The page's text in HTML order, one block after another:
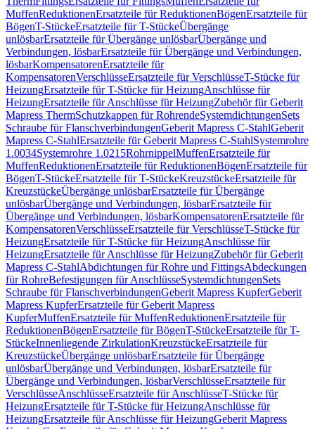
MuffenReduktionenErsatzteile für ReduktionenBögenErsatzteile für
BögenT-StückeErsatzteile für T-StückeÜbergänge
unlösbarErsatzteile für Übergänge unlösbarÜbergänge und
Verbindungen, lösbarErsatzteile für Übergänge und Verbindungen,
lösbarKompensatorenErsatzteile für
KompensatorenVerschlüsseErsatzteile für VerschlüsseT-Stücke für
HeizungErsatzteile für T-Stücke für HeizungAnschlüsse für
HeizungErsatzteile für Anschlüsse für HeizungZubehör für Geberit
Mapress ThermSchutzkappen für RohrendeSystemdichtungenSets
Schraube für FlanschverbindungenGeberit Mapress C-StahlGeberit
Mapress C-StahlErsatzteile für Geberit Mapress C-StahlSystemrohre
1.0034Systemrohre 1.0215RohrnippelMuffenErsatzteile für
MuffenReduktionenErsatzteile für ReduktionenBögenErsatzteile für
BögenT-StückeErsatzteile für T-StückeKreuzstückeErsatzteile für
KreuzstückeÜbergänge unlösbarErsatzteile für Übergänge
unlösbarÜbergänge und Verbindungen, lösbarErsatzteile für
Übergänge und Verbindungen, lösbarKompensatorenErsatzteile für
KompensatorenVerschlüsseErsatzteile für VerschlüsseT-Stücke für
HeizungErsatzteile für T-Stücke für HeizungAnschlüsse für
HeizungErsatzteile für Anschlüsse für HeizungZubehör für Geberit
Mapress C-StahlAbdichtungen für Rohre und FittingsAbdeckungen
für RohreBefestigungen für AnschlüsseSystemdichtungenSets
Schraube für FlanschverbindungenGeberit Mapress KupferGeberit
Mapress KupferErsatzteile für Geberit Mapress
KupferMuffenErsatzteile für MuffenReduktionenErsatzteile für
ReduktionenBögenErsatzteile für BögenT-StückeErsatzteile für T-
StückeInnenliegende ZirkulationKreuzstückeErsatzteile für
KreuzstückeÜbergänge unlösbarErsatzteile für Übergänge
unlösbarÜbergänge und Verbindungen, lösbarErsatzteile für
Übergänge und Verbindungen, lösbarVerschlüsseErsatzteile für
VerschlüsseAnschlüsseErsatzteile für AnschlüsseT-Stücke für
HeizungErsatzteile für T-Stücke für HeizungAnschlüsse für
HeizungErsatzteile für Anschlüsse für HeizungGeberit Mapress